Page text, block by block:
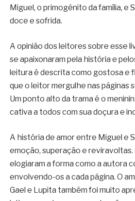
Miguel, o primogênito da família, e
doce e sofrida.
A opinião dos leitores sobre esse
se apaixonaram pela história e
leitura é descrita como gostosa e
que o leitor mergulhe nas páginas
Um ponto alto da trama é o
cativa a todos com sua doçura e
A história de amor entre Miguel e
emoção, superação e
elogiaram a forma como a autora
envolvendo-os a cada página. O
Gael e Lupita também foi muito